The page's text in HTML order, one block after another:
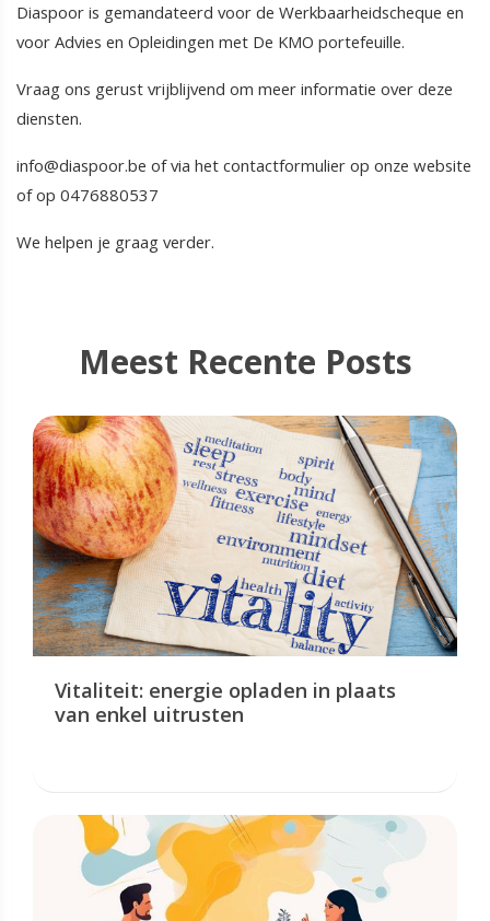
Diaspoor is gemandateerd voor de Werkbaarheidscheque en
voor Advies en Opleidingen met De KMO portefeuille.
Vraag ons gerust vrijblijvend om meer informatie over deze
diensten.
info@diaspoor.be of via het contactformulier op onze website
of op 0476880537
We helpen je graag verder.
Meest Recente Posts
Vitaliteit: energie opladen in plaats
van enkel uitrusten